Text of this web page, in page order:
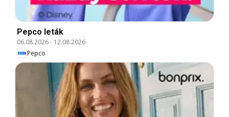
Pepco leták
06.08.2026- 12.08.2026
Pepco